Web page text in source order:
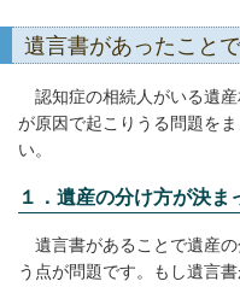
遺言書があったこと
認知症の相続人がいる遺産
が原因で起こりうる問題を
い。
１．遺産の分け方が決ま
遺言書があることで遺産の
う点が問題です。もし遺言